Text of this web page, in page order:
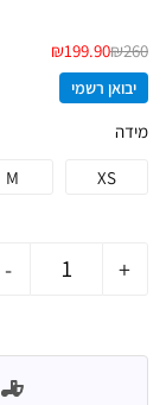
₪260
₪199.90
יבואן רשמי
מידה
XS
M
- +